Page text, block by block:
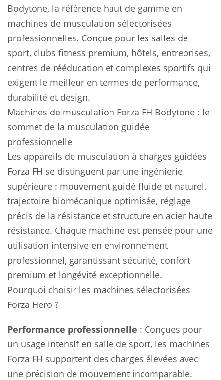
Bodytone, la référence haut de gamme en
machines de musculation sélectorisées
professionnelles. Conçue pour les salles de
sport, clubs fitness premium, hôtels, entreprises,
centres de rééducation et complexes sportifs qui
exigent le meilleur en termes de performance,
durabilité et design.
Machines de musculation Forza FH Bodytone : le
sommet de la musculation guidée
professionnelle
Les appareils de musculation à charges guidées
Forza FH se distinguent par une ingénierie
supérieure : mouvement guidé fluide et naturel,
trajectoire biomécanique optimisée, réglage
précis de la résistance et structure en acier haute
résistance. Chaque machine est pensée pour une
utilisation intensive en environnement
professionnel, garantissant sécurité, confort
premium et longévité exceptionnelle.
Pourquoi choisir les machines sélectorisées
Forza Hero ?
Performance professionnelle : Conçues pour
un usage intensif en salle de sport, les machines
Forza FH supportent des charges élevées avec
une précision de mouvement incomparable.